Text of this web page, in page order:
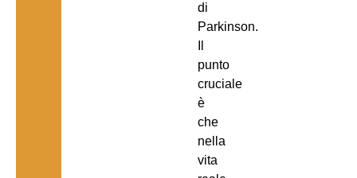
di
Parkinson.
punto
cruciale
è
che
nella
vita